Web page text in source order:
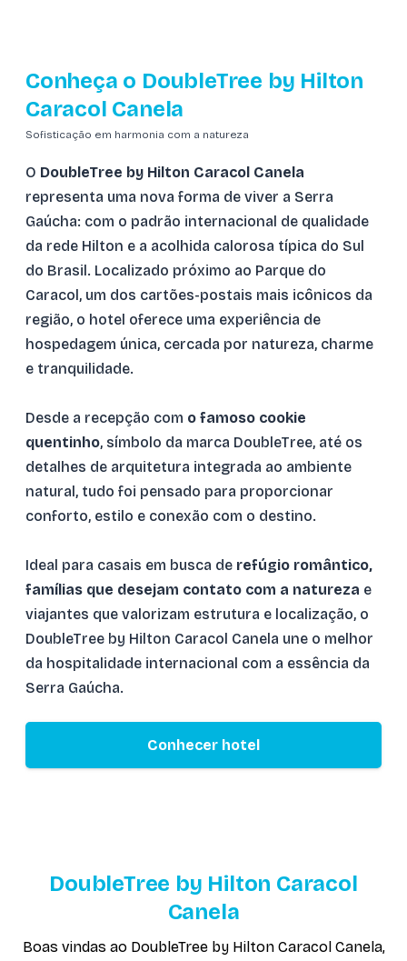
Conheça o DoubleTree by Hilton
Caracol Canela
Sofisticação em harmonia com a natureza
O DoubleTree by Hilton Caracol Canela
representa uma nova forma de viver a Serra
Gaúcha: com o padrão internacional de qualidade
da rede Hilton e a acolhida calorosa típica do Sul
do Brasil. Localizado próximo ao Parque do
Caracol, um dos cartões-postais mais icônicos da
região, o hotel oferece uma experiência de
hospedagem única, cercada por natureza, charme
e tranquilidade.
Desde a recepção com o famoso cookie
quentinho, símbolo da marca DoubleTree, até os
detalhes de arquitetura integrada ao ambiente
natural, tudo foi pensado para proporcionar
conforto, estilo e conexão com o destino.
Ideal para casais em busca de refúgio romântico,
famílias que desejam contato com a natureza e
viajantes que valorizam estrutura e localização, o
DoubleTree by Hilton Caracol Canela une o melhor
da hospitalidade internacional com a essência da
Serra Gaúcha.
Conhecer hotel
DoubleTree by Hilton Caracol
Canela
Boas vindas ao DoubleTree by Hilton Caracol Canela,